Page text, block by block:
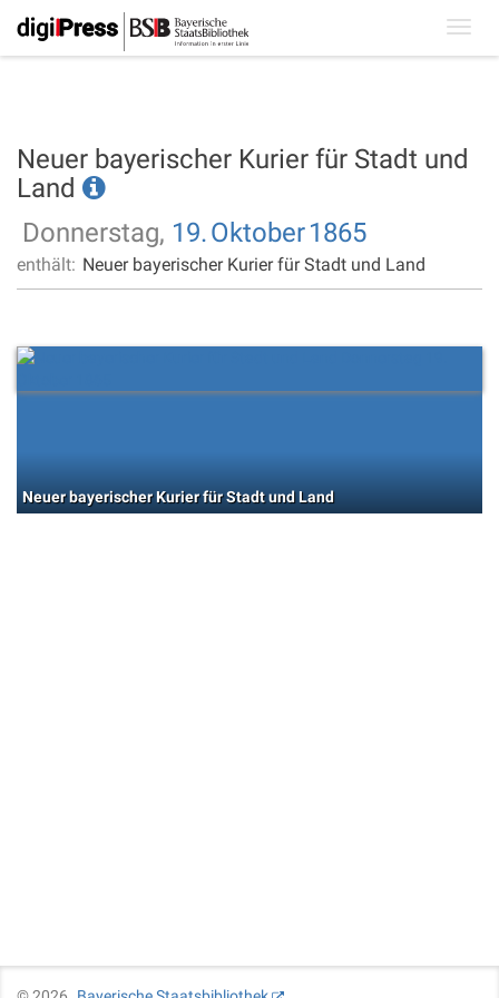
Neuer bayerischer Kurier für Stadt und
Land
Donnerstag, 19.Oktober1865
enthält: Neuer bayerischer Kurier für Stadt und Land
Neuer bayerischer Kurier für Stadt und Land